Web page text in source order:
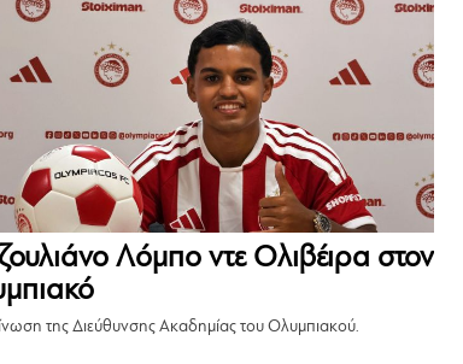
Λόμπο ντε Ολιβέιρα στον
της Διεύθυνσης Ακαδημίας του Ολυμπιακού.